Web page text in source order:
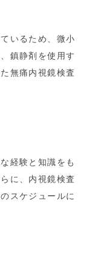
いるため、微小
鎮静剤を使用す
無痛内視鏡検査
経験と知識をも
に、内視鏡検査
スケジュールに